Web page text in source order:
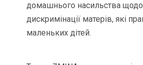
домашнього насильства щодо
дискримінації матерів, які
маленьких дітей.